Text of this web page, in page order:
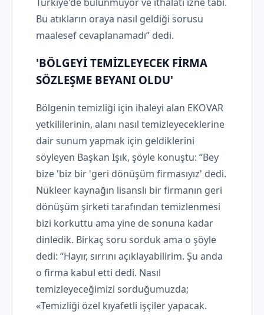
Bu atıkların oraya nasıl geldiği sorusu
maalesef cevaplanamadı” dedi.
'BÖLGEYİ TEMİZLEYECEK FİRMA
SÖZLEŞME BEYANI OLDU'
Bölgenin temizliği için ihaleyi alan EKOVAR
yetkililerinin, alanı nasıl temizleyeceklerine
dair sunum yapmak için geldiklerini
söyleyen Başkan Işık, şöyle konuştu: “Bey
bize 'biz bir 'geri dönüşüm firmasıyız' dedi.
Nükleer kaynağın lisanslı bir firmanın geri
dönüşüm şirketi tarafından temizlenmesi
bizi korkuttu ama yine de sonuna kadar
dinledik. Birkaç soru sorduk ama o şöyle
dedi: “Hayır, sırrını açıklayabilirim. Şu anda
o firma kabul etti dedi. Nasıl
temizleyeceğimizi sorduğumuzda;
«Temizliği özel kıyafetli işçiler yapacak.